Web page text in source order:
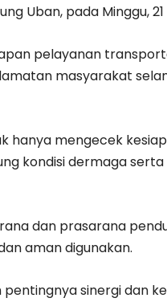
Uban, pada Minggu,
pelayanan
masyarakat
hanya mengecek
kondisi dermaga
dan prasarana
aman digunakan.
sinergi dan